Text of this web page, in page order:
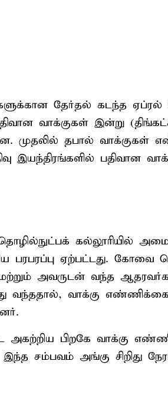
தேர்தல் கடந்த ஏப்ரல்
வாக்குகள் இன்று
முதலில் தபால் வாக்குகள்
இயந்திரங்களில் பதிவான
கல்லூரியில்
பரபரப்பு ஏற்பட்டது. கோவை
மற்றும் அவருடன் வந்த
வந்ததால், வாக்கு எண்ணிக்கை
பிறகே வாக்கு
சம்பவம் அங்கு சிறிது